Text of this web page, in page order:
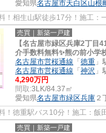
愛知県名古屋市天白区山根
！相生山駅徒歩17分！施工：
売買｜新築一戸建
【名古屋市緑区兵庫2丁目
介手数料無料✨️熊の前小学
名古屋市営桜通線 「 徳重 」
名古屋市営桜通線 「 神沢 」
4,290万円
間取:3LK/84.37㎡
愛知県名古屋市緑区兵庫 ２
！徳重駅バス10分！施工：
売買｜新築一戸建